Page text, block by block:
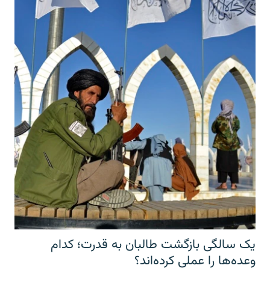
یک سالگی بازگشت طالبان به قدرت؛ کدام
وعده‌ها را عملی کرده‌اند؟